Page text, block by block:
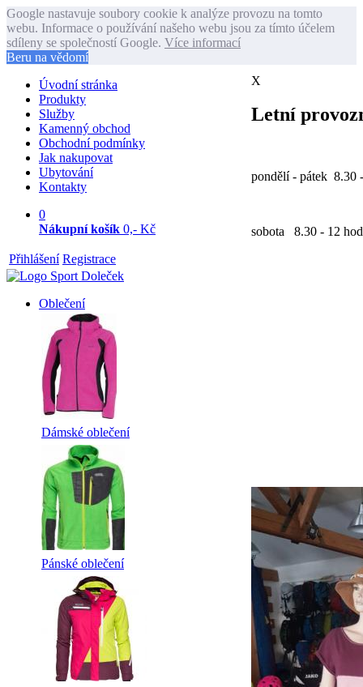
Google nastavuje soubory cookie k analýze provozu na tomto
webu. Informace o používání našeho webu jsou za tímto účelem
sdíleny se společností Google. Více informací
Beru na vědomí
X
Letní
pondělí - pátek 8.30
sobota 8.30 - 12 hod
Úvodní stránka
Produkty
Služby
Kamenný obchod
Obchodní podmínky
Jak nakupovat
Ubytování
Kontakty
0
Nákupní košík 0,- Kč
Přihlášení Registrace
Oblečení
Dámské oblečení
Pánské oblečení